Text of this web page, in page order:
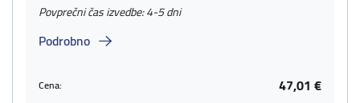
Povprečni čas izvedbe: 4-5 dni
Podrobno
Cena: 47,01 €